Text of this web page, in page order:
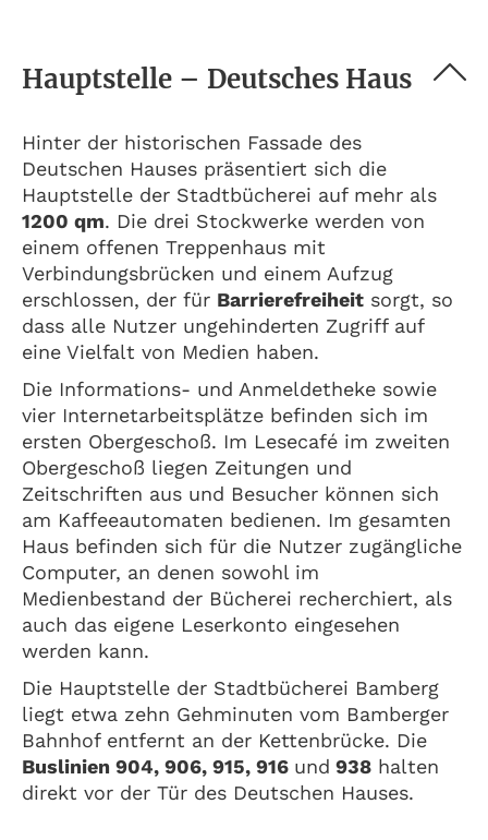
Hauptstelle – Deutsches Haus
Hinter der historischen Fassade des
Deutschen Hauses präsentiert sich die
Hauptstelle der Stadtbücherei auf mehr als
1200 qm. Die drei Stockwerke werden von
einem offenen Treppenhaus mit
Verbindungsbrücken und einem Aufzug
erschlossen, der für Barrierefreiheit sorgt, so
dass alle Nutzer ungehinderten Zugriff auf
eine Vielfalt von Medien haben.
Die Informations- und Anmeldetheke sowie
vier Internetarbeitsplätze befinden sich im
ersten Obergeschoß. Im Lesecafé im zweiten
Obergeschoß liegen Zeitungen und
Zeitschriften aus und Besucher können sich
am Kaffeeautomaten bedienen. Im gesamten
Haus befinden sich für die Nutzer zugängliche
Computer, an denen sowohl im
Medienbestand der Bücherei recherchiert, als
auch das eigene Leserkonto eingesehen
werden kann.
Die Hauptstelle der Stadtbücherei Bamberg
liegt etwa zehn Gehminuten vom Bamberger
Bahnhof entfernt an der Kettenbrücke. Die
Buslinien 904, 906, 915, 916 und 938 halten
direkt vor der Tür des Deutschen Hauses.